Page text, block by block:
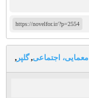
https://novelfor.ir/?p=2554
اجتماعی,گلپر ,